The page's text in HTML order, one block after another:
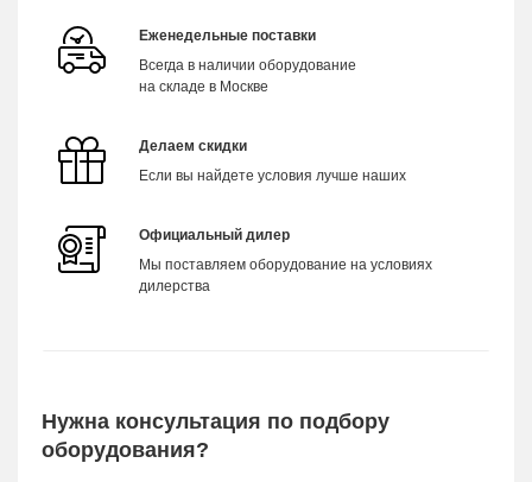
Еженедельные поставки
Всегда в наличии оборудование
на складе в Москве
Делаем скидки
Если вы найдете условия лучше наших
Официальный дилер
Мы поставляем оборудование на условиях
дилерства
Нужна консультация по подбору
оборудования?